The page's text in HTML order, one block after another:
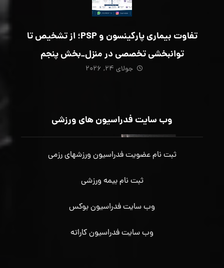
تفاوت بیماری پارکینسون و PSP؛ از تشخیص تا
توانبخشی تخصصی در منزل_بخش پنجم
جولای ۲۴, ۲۰۲۶
وب سایت فدراسیون های ورزشی
ثبت نام عضویت فدراسیون ورزشهای رزمی
ثبت نام بیمه ورزشی
وب سایت فدراسیون بوکس
وب سایت فدراسیون کاراته